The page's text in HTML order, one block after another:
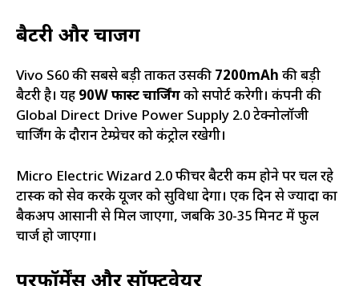
बैटरी और चार्जिंग
Vivo S60 की सबसे बड़ी ताकत उसकी 7200mAh की बड़ी
बैटरी है। यह 90W फास्ट चार्जिंगको सपोर्ट करेगी। कंपनी की
Global Direct Drive Power Supply 2.0 टेक्नोलॉजी
चार्जिंग के दौरान टेम्प्रेचर को कंट्रोल रखेगी।
Micro Electric Wizard 2.0 फीचर बैटरी कम होने पर चल रहे
टास्क को सेव करके यूजर को सुविधा देगा। एक दिन से ज्यादा का
बैकअप आसानी से मिल जाएगा, जबकि 30-35 मिनट में फुल
चार्ज हो जाएगा।